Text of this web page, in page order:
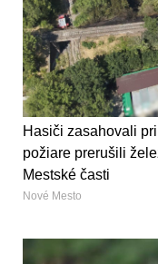
Hasiči zasahovali
požiare prerušili
Mestské časti
Nové Mesto